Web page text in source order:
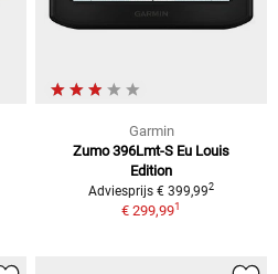
Garmin
Zumo 396Lmt-S Eu Louis
Edition
Adviesprijs € 399,992
€ 299,991